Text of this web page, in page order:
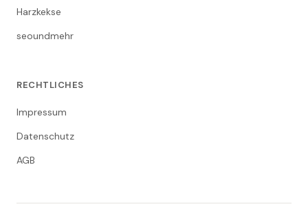
Harzkekse
seoundmehr
RECHTLICHES
Impressum
Datenschutz
AGB